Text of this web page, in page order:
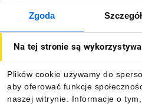
Zgoda
Na tej stronie są
Plików cookie używamy do
aby oferować funkcje
naszej witrynie. Informacje o
O firmie
Informacje